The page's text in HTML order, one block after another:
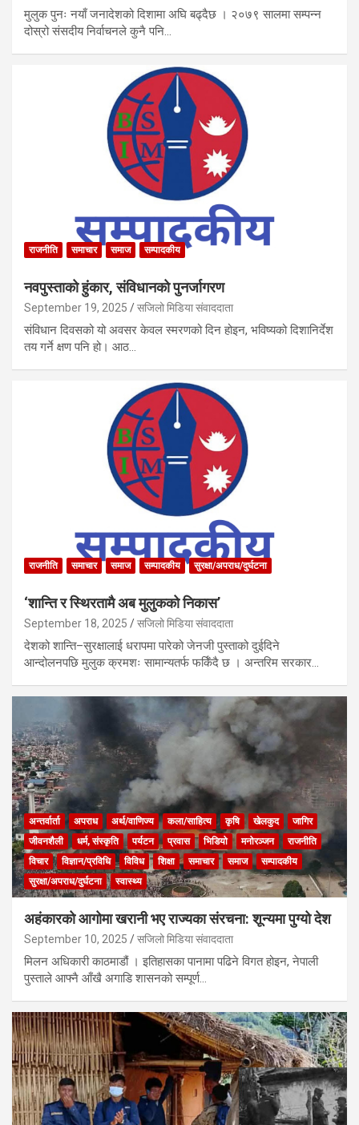
मुलुक पुनः नयाँ जनादेशको दिशामा अघि बढ्दैछ । २०७९ सालमा सम्पन्न
दोस्रो संसदीय निर्वाचनले कुनै पनि…
राजनीति समाचार समाज सम्पादकीय
नवपुस्ताको हुंकार, संविधानको पुनर्जागरण
September 19, 2025 सजिलो मिडिया संवाददाता
संविधान दिवसको यो अवसर केवल स्मरणको दिन होइन, भविष्यको दिशानिर्देश
तय गर्ने क्षण पनि हो। आठ…
राजनीति समाचार समाज सम्पादकीय सुरक्षा/अपराध/दुर्घटना
‘शान्ति र स्थिरतामै अब मुलुकको निकास’
September 18, 2025 सजिलो मिडिया संवाददाता
देशको शान्ति–सुरक्षालाई धरापमा पारेको जेनजी पुस्ताको दुईदिने
आन्दोलनपछि मुलुक क्रमशः सामान्यतर्फ फर्किँदै छ । अन्तरिम सरकार…
अन्तर्वार्ता अपराध अर्थ/वाणिज्य कला/साहित्य कृषि खेलकुद
जागिर
जीवनशैली
धर्म, संस्कृति पर्यटन प्रवास भिडियो मनोरञ्जन
राजनीति
विचार
विज्ञान/प्रविधि विविध शिक्षा समाचार समाज
सम्पादकीय
सुरक्षा/अपराध/दुर्घटना
स्वास्थ्य
अहंकारको आगोमा खरानी भए राज्यका संरचना: शून्यमा पुग्यो देश
September 10, 2025 सजिलो मिडिया संवाददाता
मिलन अधिकारी काठमाडौं । इतिहासका पानामा पढिने विगत होइन, नेपाली
पुस्ताले आफ्नै आँखै अगाडि शासनको सम्पूर्ण…